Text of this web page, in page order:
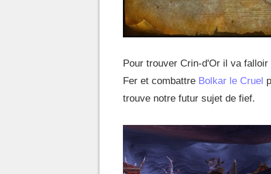
Pour trouver Crin-d'Or il va
Fer et combattre Bolkar le Cruel
trouve notre futur sujet de fief.